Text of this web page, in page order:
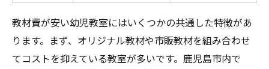
教材費が安い幼児教室にはいくつかの共通した特徴があ
ります。まず、オリジナル教材や市販教材を組み合わせ
てコストを抑えている教室が多いです。鹿児島市内で